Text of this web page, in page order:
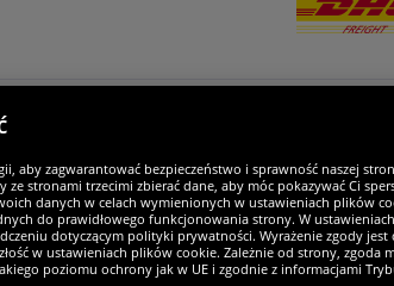
Jesteśmy wyjątkowi
aby zagwarantować bezpieczeństwo i sprawność naszej
ze stronami trzecimi zbierać dane, aby móc pokazywać Ci
danych w celach wymienionych w ustawieniach plików
do prawidłowego funkcjonowania strony. W
dotyczącym polityki prywatności. Wyrażenie zgody
w ustawieniach plików cookie. Zależnie od strony,
poziomu ochrony jak w UE i zgodnie z informacjami